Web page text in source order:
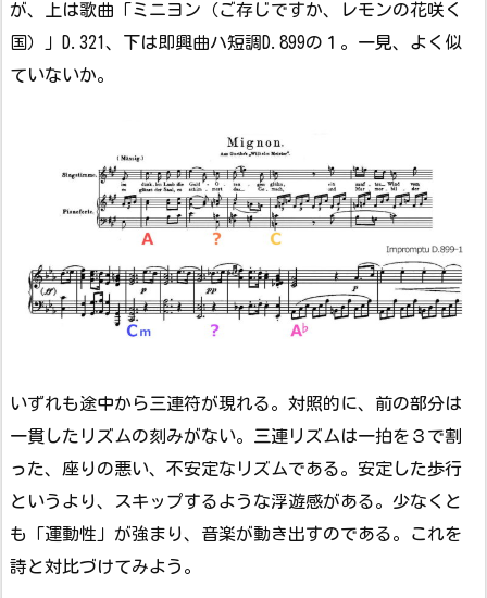
が、上は歌曲「ミニヨン（ご存じですか、レモンの花咲く
国）」D.321、下は即興曲ハ短調D.899の１。一見、よく似
ていないか。
いずれも途中から三連符が現れる。対照的に、前の部分は
一貫したリズムの刻みがない。三連リズムは一拍を３で割
った、座りの悪い、不安定なリズムである。安定した歩行
というより、スキップするような浮遊感がある。少なくと
も「運動性」が強まり、音楽が動き出すのである。これを
詩と対比づけてみよう。